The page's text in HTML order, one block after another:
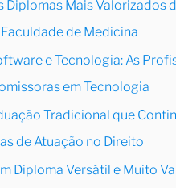
Diplomas Mais Valorizados
de Medicina
e Tecnologia: As
em Tecnologia
Tradicional que
de Atuação no Direito
Diploma Versátil e Muito